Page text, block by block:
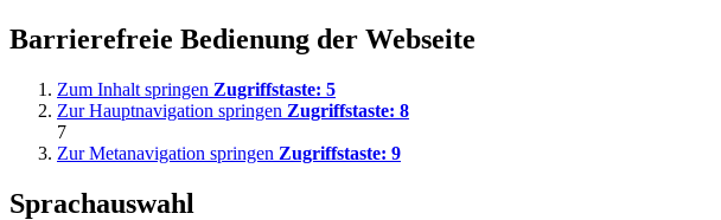
Barrierefreie Bedienung der Webseite
Zum Inhalt springen Zugriffstaste: 5
Zur Hauptnavigation springen Zugriffstaste: 8
7
Zur Metanavigation springen Zugriffstaste: 9
Sprachauswahl